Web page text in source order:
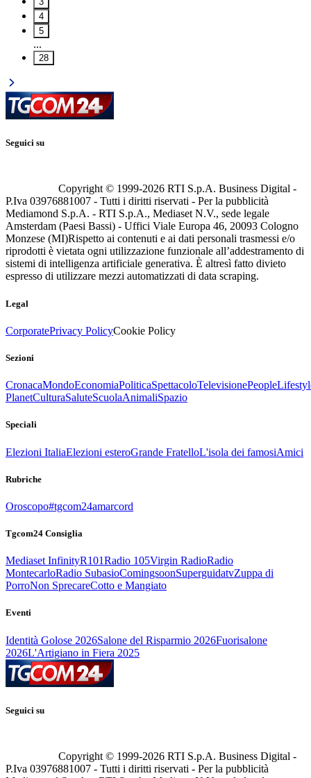
4
5
...
28
Seguici su
Copyright © 1999-2026 RTI S.p.A. Business Digital -
P.Iva 03976881007 - Tutti i diritti riservati - Per la pubblicità
Mediamond S.p.A. - RTI S.p.A., Mediaset N.V., sede legale
Amsterdam (Paesi Bassi) - Uffici Viale Europa 46, 20093 Cologno
Monzese (MI)Rispetto ai contenuti e ai dati personali trasmessi e/o
riprodotti è vietata ogni utilizzazione funzionale all’addestramento di
sistemi di intelligenza artificiale generativa. È altresì fatto divieto
espresso di utilizzare mezzi automatizzati di data scraping.
Legal
CorporatePrivacy PolicyCookie Policy
Sezioni
CronacaMondoEconomiaPoliticaSpettacoloTelevisionePeople
PlanetCulturaSaluteScuolaAnimaliSpazio
Speciali
Elezioni ItaliaElezioni esteroGrande FratelloL'isola dei famosiAmici
Rubriche
Oroscopo#tgcom24amarcord
Tgcom24 Consiglia
Mediaset InfinityR101Radio 105Virgin RadioRadio
MontecarloRadio SubasioComingsoonSuperguidatvZuppa di
PorroNon SprecareCotto e Mangiato
Eventi
Identità Golose 2026Salone del Risparmio 2026Fuorisalone
2026L'Artigiano in Fiera 2025
Seguici su
Copyright © 1999-2026 RTI S.p.A. Business Digital -
P.Iva 03976881007 - Tutti i diritti riservati - Per la pubblicità